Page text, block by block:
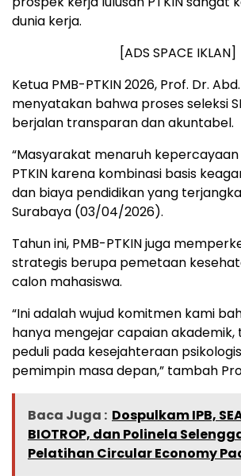
dunia kerja.
[ADS SPACE IKLAN]
Ketua PMB-PTKIN 2026, Prof. Dr. Abd.
menyatakan bahwa proses seleksi
berjalan transparan dan akuntabel.
“Masyarakat menaruh
PTKIN karena kombinasi basis
dan biaya pendidikan yang
Surabaya (03/04/2026).
Tahun ini, PMB-PTKIN juga
strategis berupa pemetaan
calon mahasiswa.
“Ini adalah wujud komitmen kami
hanya mengejar capaian akademik,
peduli pada kesejahteraan
pemimpin masa depan,” tambah
Baca Juga : Dospulkam IPB,
BIOTROP, dan Polinela
Pelatihan Circular Economy